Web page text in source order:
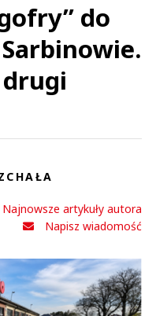
do
Najnowsze artykuły autora
Napisz wiadomość